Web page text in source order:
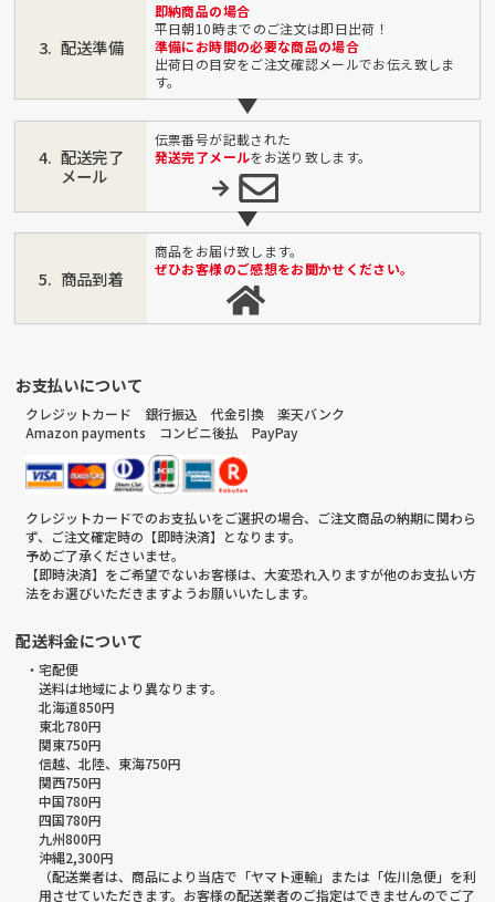
配送準備
即納商品の場合
平日朝10時までのご注文は即日出荷！
準備にお時間の必要な商品の場合
出荷日の目安をご注文確認メールでお伝え致しま
す。
配送完了
メール
伝票番号が記載された
発送完了メールをお送り致します。
商品到着
商品をお届け致します。
ぜひお客様のご感想をお聞かせください。
お支払いについて
クレジットカード 銀行振込 代金引換 楽天バンク
Amazon payments コンビニ後払 PayPay
クレジットカードでのお支払いをご選択の場合、ご注文商品の納期に関わら
ず、ご注文確定時の【即時決済】となります。
予めご了承くださいませ。
【即時決済】をご希望でないお客様は、大変恐れ入りますが他のお支払い方
法をお選びいただきますようお願いいたします。
配送料金について
・宅配便
送料は地域により異なります。
北海道850円
東北780円
関東750円
信越、北陸、東海750円
関西750円
中国780円
四国780円
九州800円
沖縄2,300円
（配送業者は、商品により当店で「ヤマト運輸」または「佐川急便」を利
用させていただきます。お客様の配送業者のご指定はできませんのでご了